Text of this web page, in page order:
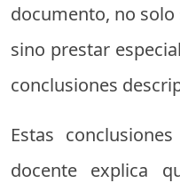
documento, no
sino prestar
conclusiones
Estas
docente explica